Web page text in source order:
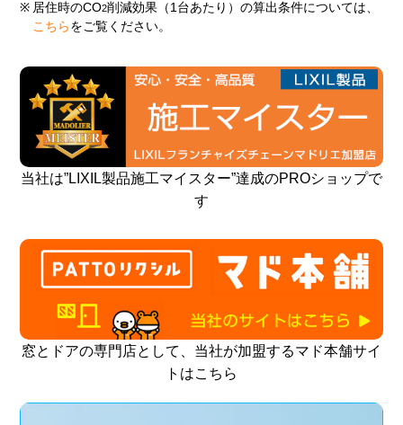
※ 居住時のCO2削減効果（1台あたり）の算出条件については、
こちら をご覧ください。
当社は”LIXIL製品施工マイスター”達成のPROショップで
す
窓とドアの専門店として、当社が加盟するマド本舗サイ
トはこちら